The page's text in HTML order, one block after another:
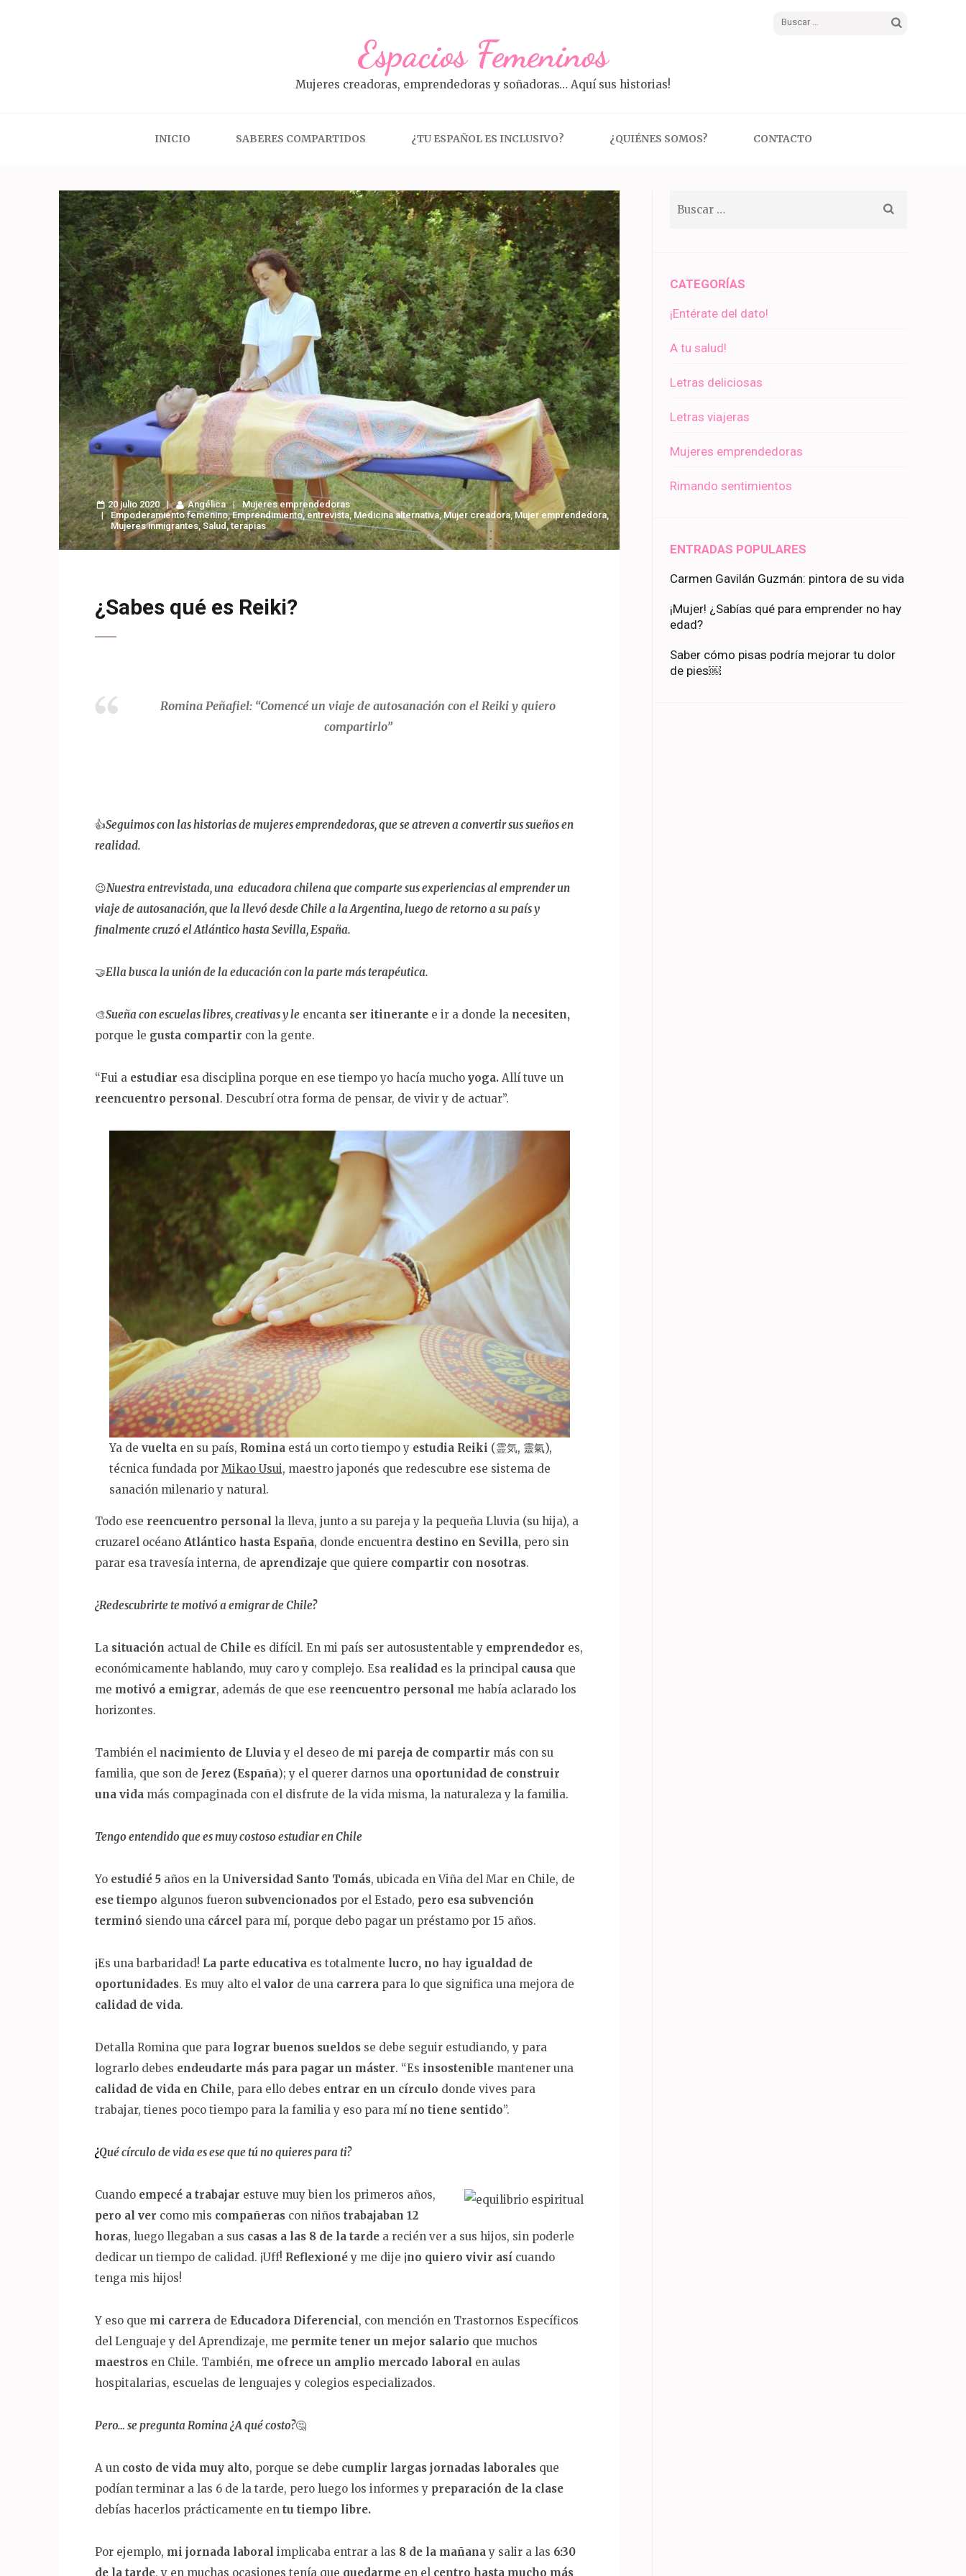
Buscar:
Espacios Femeninos
Mujeres creadoras, emprendedoras y soñadoras… Aquí sus historias!
INICIO SABERES COMPARTIDOS ¿TU ESPAÑOL ES INCLUSIVO? ¿QUIÉNES SOMOS? CONTACTO
20 julio 2020 Angélica
Mujeres emprendedoras
Empoderamiento femenino,Emprendimiento,entrevista,Medicina alternativa,Mujer creadora,Mujer emprendedora,
Mujeres inmigrantes,Salud,terapias
¿Sabes qué es Reiki?
Romina Peñafiel: “Comencé un viaje de autosanación con el Reiki y quiero
compartirlo”
👍Seguimos con las historias de mujeres emprendedoras, que se atreven a convertir sus sueños en
realidad.
😉Nuestra entrevistada, una educadora chilena que comparte sus experiencias al emprender un
viaje de autosanación, que la llevó desde Chile a la Argentina, luego de retorno a su país y
finalmente cruzó el Atlántico hasta Sevilla, España.
🤝Ella busca la unión de la educación con la parte más terapéutica.
🎨Sueña con escuelas libres, creativas y le encanta ser itinerante e ir a donde la necesiten,
porque le gusta compartir con la gente.
“Fui a estudiar esa disciplina porque en ese tiempo yo hacía mucho yoga. Allí tuve un
reencuentro personal . Descubrí otra forma de pensar, de vivir y de actuar”.
Ya de vueltaen su país, Rominaestá un corto tiempo y estudia Reiki (霊気, 靈氣),
técnica fundada por Mikao Usui, maestro japonés que redescubre ese sistema de
sanación milenario y natural.
Todo ese reencuentro personal la lleva, junto a su pareja y la pequeña Lluvia (su hija), a
cruzarel océano Atlántico hasta España, donde encuentra destino en Sevilla, pero sin
parar esa travesía interna, de aprendizaje que quiere compartir con nosotras.
¿Redescubrirte te motivó a emigrar de Chile?
La situación actual de Chile es difícil. En mi país ser autosustentable y emprendedor es,
económicamente hablando, muy caro y complejo. Esa realidad es la principal causa que
me motivó a emigrar, además de que ese reencuentro personal me había aclarado los
horizontes.
También el nacimiento de Lluviay el deseo de mi pareja de compartir más con su
familia, que son de Jerez (España); y el querer darnos una oportunidad de construir
una vida más compaginada con el disfrute de la vida misma, la naturaleza y la familia.
Tengo entendido que es muy costoso estudiar en Chile
Yo estudié 5 años en la Universidad Santo Tomás, ubicada en Viña del Mar en Chile, de
ese tiempo algunos fueron subvencionados por el Estado, pero esa subvención
terminó siendo una cárcel para mí, porque debo pagar un préstamo por 15 años.
¡Es una barbaridad! La parte educativa es totalmente lucro, no hay igualdad de
oportunidades. Es muy alto el valor de una carrera para lo que significa una mejora de
calidad de vida.
Detalla Romina que para lograr buenos sueldos se debe seguir estudiando, y para
lograrlo debes endeudarte más para pagar un máster. “Es insostenible mantener una
calidad de vida en Chile, para ello debes entrar en un círculo donde vives para
trabajar, tienes poco tiempo para la familia y eso para míno tiene sentido”.
¿Qué círculo de vida es ese que tú no quieres para ti?
Cuando empecé a trabajar estuve muy bien los primeros años,
pero al ver como mis compañeras con niños trabajaban 12
horas, luego llegaban a sus casas a las 8 de la tarde a recién ver a sus hijos, sin poderle
dedicar un tiempo de calidad. ¡Uff! Reflexionéy me dije ¡no quiero vivir así cuando
tenga mis hijos!
Y eso que mi carrera de Educadora Diferencial , con mención en Trastornos Específicos
del Lenguaje y del Aprendizaje, me permite tener un mejor salario que muchos
maestros en Chile. También, me ofrece un amplio mercado laboral en aulas
hospitalarias, escuelas de lenguajes y colegios especializados.
Pero… se pregunta Romina ¿A qué costo?🤔
A un costo de vida muy alto, porque se debe cumplir largas jornadas laborales que
podían terminar a las 6 de la tarde, pero luego los informes y preparación de la clase
debías hacerlos prácticamente en tu tiempo libre.
Por ejemplo, mi jornada laboral implicaba entrar a las 8 de la mañanay salir a las 6:30
de la tarde, y en muchas ocasiones tenía que quedarme en el centro hasta mucho más
CATEGORÍAS
¡Entérate del dato!
A tu salud!
Letras deliciosas
Letras viajeras
Mujeres emprendedoras
Rimando sentimientos
ENTRADAS POPULARES
Carmen Gavilán Guzmán: pintora de su vida
¡Mujer! ¿Sabías qué para emprender no hay
edad?
Saber cómo pisas podría mejorar tu dolor
de pies￼